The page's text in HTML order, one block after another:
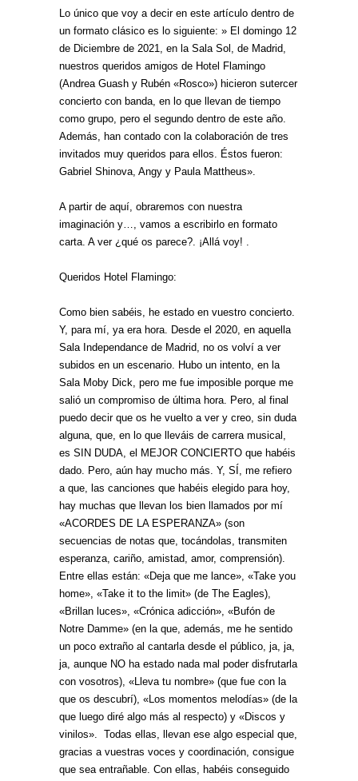
Lo único que voy a decir en este artículo dentro de
un formato clásico es lo siguiente: » El domingo 12
de Diciembre de 2021, en la Sala Sol, de Madrid,
nuestros queridos amigos de Hotel Flamingo
(Andrea Guash y Rubén «Rosco») hicieron sutercer
concierto con banda, en lo que llevan de tiempo
como grupo, pero el segundo dentro de este año.
Además, han contado con la colaboración de tres
invitados muy queridos para ellos. Éstos fueron:
Gabriel Shinova, Angy y Paula Mattheus».
A partir de aquí, obraremos con nuestra
imaginación y…, vamos a escribirlo en formato
carta. A ver ¿qué os parece?. ¡Allá voy! .
Queridos Hotel Flamingo:
Como bien sabéis, he estado en vuestro concierto.
Y, para mí, ya era hora. Desde el 2020, en aquella
Sala Independance de Madrid, no os volví a ver
subidos en un escenario. Hubo un intento, en la
Sala Moby Dick, pero me fue imposible porque me
salió un compromiso de última hora. Pero, al final
puedo decir que os he vuelto a ver y creo, sin duda
alguna, que, en lo que lleváis de carrera musical,
es SIN DUDA, el MEJOR CONCIERTO que habéis
dado. Pero, aún hay mucho más. Y, SÍ, me refiero
a que, las canciones que habéis elegido para hoy,
hay muchas que llevan los bien llamados por mí
«ACORDES DE LA ESPERANZA» (son
secuencias de notas que, tocándolas, transmiten
esperanza, cariño, amistad, amor, comprensión).
Entre ellas están: «Deja que me lance», «Take you
home», «Take it to the limit» (de The Eagles),
«Brillan luces», «Crónica adicción», «Bufón de
Notre Damme» (en la que, además, me he sentido
un poco extraño al cantarla desde el público, ja, ja,
ja, aunque NO ha estado nada mal poder disfrutarla
con vosotros), «Lleva tu nombre» (que fue con la
que os descubrí), «Los momentos melodías» (de la
que luego diré algo más al respecto) y «Discos y
vinilos». Todas ellas, llevan ese algo especial que,
gracias a vuestras voces y coordinación, consigue
que sea entrañable. Con ellas, habéis conseguido